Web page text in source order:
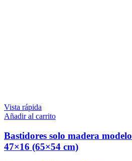
Vista rápida
Añadir al carrito
Bastidores solo madera
47×16 (65×54 cm)